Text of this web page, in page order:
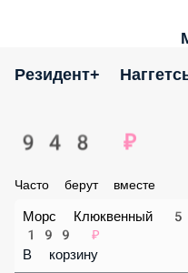
Резидент+
948 ₽
Часто берут вместе
Морс Клюквенный 500
199 ₽
В корзину